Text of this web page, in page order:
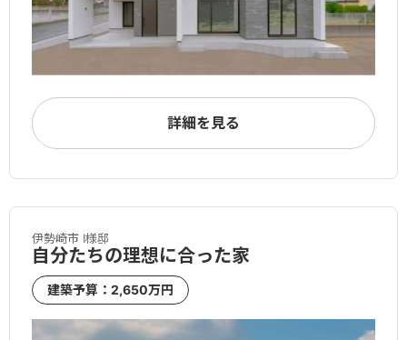
詳細を見る
伊勢崎市 I様邸
自分たちの理想に合った家
建築予算：2,650万円